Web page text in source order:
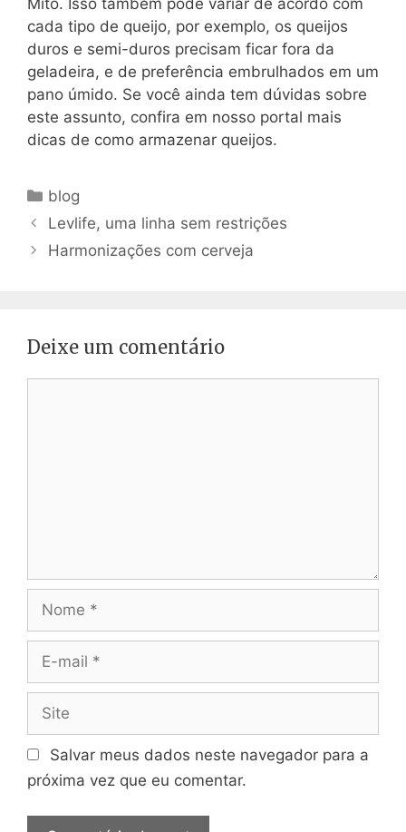
Mito. Isso também pode variar de acordo com
cada tipo de queijo, por exemplo, os queijos
duros e semi-duros precisam ficar fora da
geladeira, e de preferência embrulhados em um
pano úmido. Se você ainda tem dúvidas sobre
este assunto, confira em nosso portal mais
dicas de como armazenar queijos.
Categorias
blog
Navegação
de
Levlife, uma linha sem restrições
Harmonizações com cerveja
Deixe um comentário
Nome
Site
Salvar meus dados neste navegador para a
próxima vez que eu comentar.